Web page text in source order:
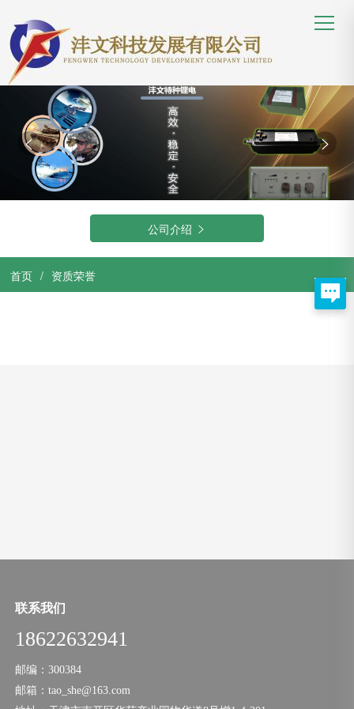
 
公司介绍 
首页 / 资质荣誉

联系我们
18622632941
邮编：300384
邮箱：tao_she@163.com